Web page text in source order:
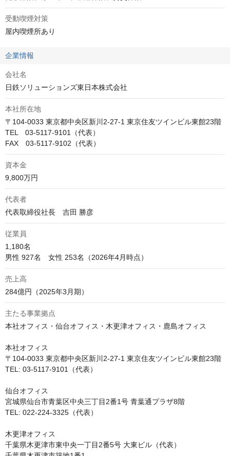
受動喫煙対策
屋内喫煙所あり
企業情報
会社名
日鉄ソリューションズ東日本株式会社
本社所在地
〒104-0033 東京都中央区新川2-27-1 東京住友ツインビル東館23階
TEL　03-5117-9101（代表）
FAX　03-5117-9102（代表）
資本金
9,800万円
代表者
代表取締役社長　吉田 勝彦
従業員
1,180名
男性 927名　女性 253名（2026年4月時点）
売上高
284億円（2025年3月期）
主たる事業拠点
本社オフィス・仙台オフィス・木更津オフィス・鹿島オフィス
本社オフィス
〒104-0033 東京都中央区新川2-27-1 東京住友ツインビル東館23階
TEL: 03-5117-9101（代表）
仙台オフィス
宮城県仙台市青葉区中央三丁目2番1号 青葉通プラザ8階
TEL: 022-224-3325（代表）
木更津オフィス
千葉県木更津市東中央一丁目2番5号 大東ビル（代表）